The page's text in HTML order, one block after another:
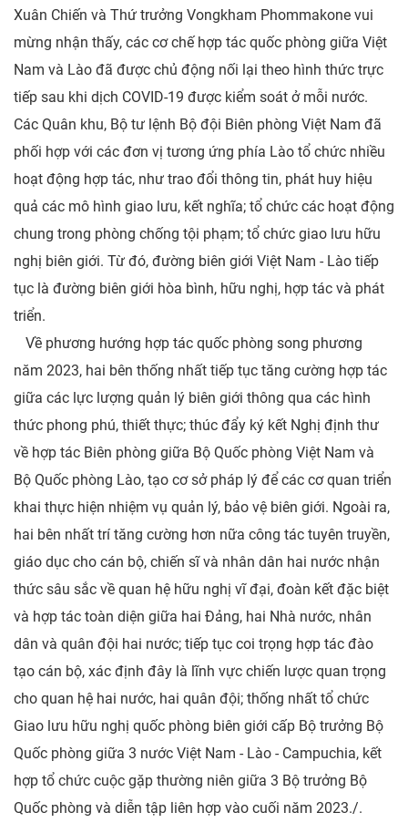
Xuân Chiến và Thứ trưởng Vongkham Phommakone vui
mừng nhận thấy, các cơ chế hợp tác quốc phòng giữa Việt
Nam và Lào đã được chủ động nối lại theo hình thức trực
tiếp sau khi dịch COVID-19 được kiểm soát ở mỗi nước.
Các Quân khu, Bộ tư lệnh Bộ đội Biên phòng Việt Nam đã
phối hợp với các đơn vị tương ứng phía Lào tổ chức nhiều
hoạt động hợp tác, như trao đổi thông tin, phát huy hiệu
quả các mô hình giao lưu, kết nghĩa; tổ chức các hoạt động
chung trong phòng chống tội phạm; tổ chức giao lưu hữu
nghị biên giới. Từ đó, đường biên giới Việt Nam - Lào tiếp
tục là đường biên giới hòa bình, hữu nghị, hợp tác và phát
triển.
Về phương hướng hợp tác quốc phòng song phương
năm 2023, hai bên thống nhất tiếp tục tăng cường hợp tác
giữa các lực lượng quản lý biên giới thông qua các hình
thức phong phú, thiết thực; thúc đẩy ký kết Nghị định thư
về hợp tác Biên phòng giữa Bộ Quốc phòng Việt Nam và
Bộ Quốc phòng Lào, tạo cơ sở pháp lý để các cơ quan triển
khai thực hiện nhiệm vụ quản lý, bảo vệ biên giới. Ngoài ra,
hai bên nhất trí tăng cường hơn nữa công tác tuyên truyền,
giáo dục cho cán bộ, chiến sĩ và nhân dân hai nước nhận
thức sâu sắc về quan hệ hữu nghị vĩ đại, đoàn kết đặc biệt
và hợp tác toàn diện giữa hai Đảng, hai Nhà nước, nhân
dân và quân đội hai nước; tiếp tục coi trọng hợp tác đào
tạo cán bộ, xác định đây là lĩnh vực chiến lược quan trọng
cho quan hệ hai nước, hai quân đội; thống nhất tổ chức
Giao lưu hữu nghị quốc phòng biên giới cấp Bộ trưởng Bộ
Quốc phòng giữa 3 nước Việt Nam - Lào - Campuchia, kết
hợp tổ chức cuộc gặp thường niên giữa 3 Bộ trưởng Bộ
Quốc phòng và diễn tập liên hợp vào cuối năm 2023./.